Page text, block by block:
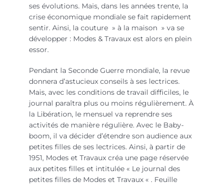
ses évolutions. Mais, dans les années trente, la
crise économique mondiale se fait rapidement
sentir. Ainsi, la couture » à la maison » va se
développer : Modes & Travaux est alors en plein
essor.
Pendant la Seconde Guerre mondiale, la revue
donnera d’astucieux conseils à ses lectrices.
Mais, avec les conditions de travail difficiles, le
journal paraîtra plus ou moins régulièrement. À
la Libération, le mensuel va reprendre ses
activités de manière régulière. Avec le Baby-
boom, il va décider d’étendre son audience aux
petites filles de ses lectrices. Ainsi, à partir de
1951, Modes et Travaux créa une page réservée
aux petites filles et intitulée « Le journal des
petites filles de Modes et Travaux « . Feuille